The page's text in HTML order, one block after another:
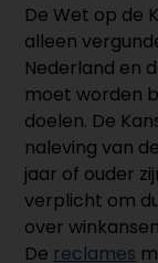
De Wet op de
alleen
Nederland en
moet worden
doelen. De
naleving van
jaar of ouder
verplicht om
over
De reclames